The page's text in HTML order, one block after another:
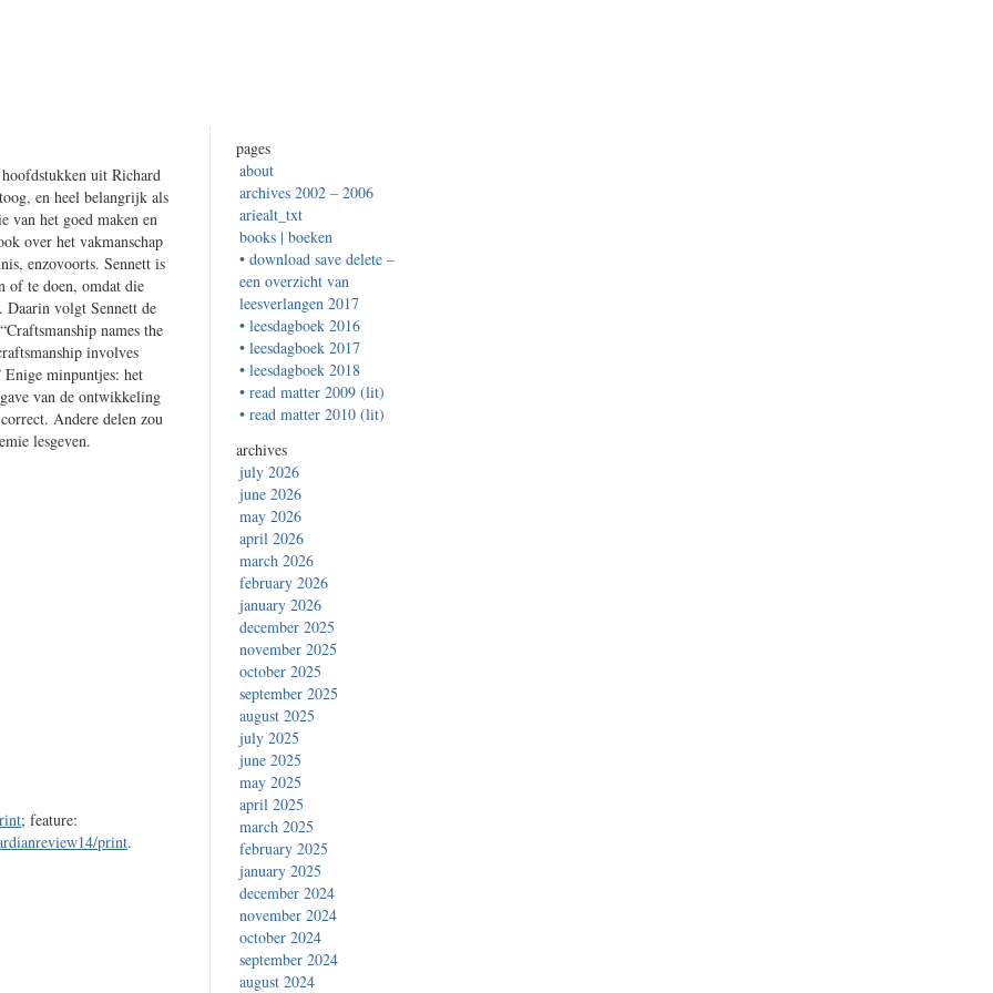
uit Richard
en heel belangrijk als
van het goed maken en
over het vakmanschap
enzovoorts. Sennett is
of te doen, omdat die
Daarin volgt Sennett de
names the
involves
minpuntjes: het
van de ontwikkeling
Andere delen zou
lesgeven.
; feature:
print.
pages
about
archives 2002 – 2006
ariealt_txt
books | boeken
• download save delete –
een overzicht van
leesverlangen 2017
• leesdagboek 2016
• leesdagboek 2017
• leesdagboek 2018
• read matter 2009 (lit)
• read matter 2010 (lit)
archives
july 2026
june 2026
may 2026
april 2026
march 2026
february 2026
january 2026
december 2025
november 2025
october 2025
september 2025
august 2025
july 2025
june 2025
may 2025
april 2025
march 2025
february 2025
january 2025
december 2024
november 2024
october 2024
september 2024
august 2024